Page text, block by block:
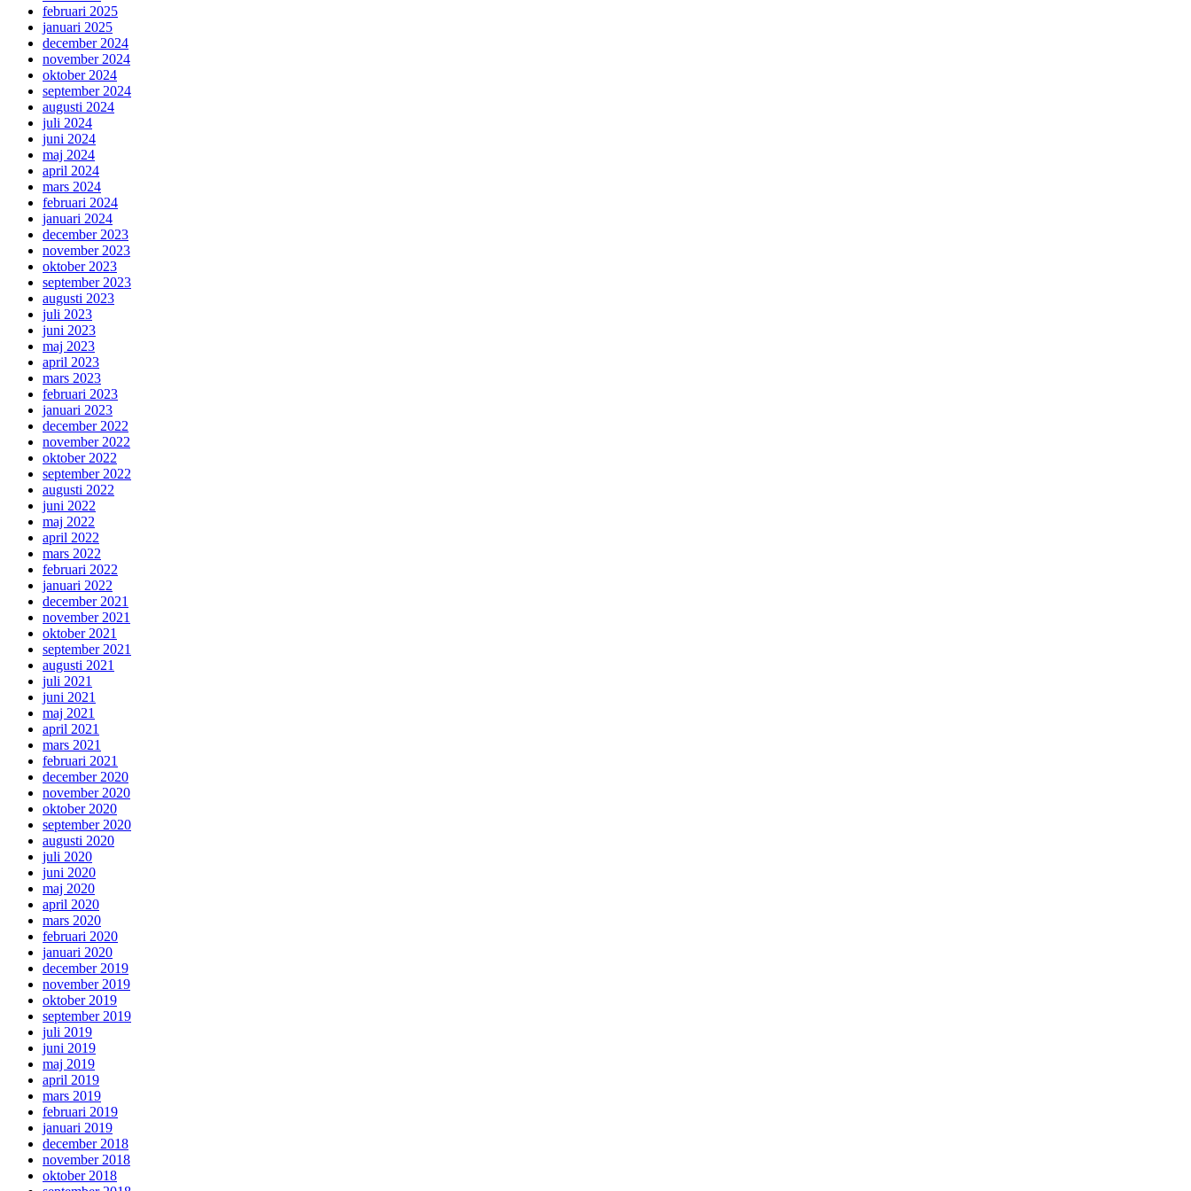
februari 2025
januari 2025
december 2024
november 2024
oktober 2024
september 2024
augusti 2024
juli 2024
juni 2024
maj 2024
april 2024
mars 2024
februari 2024
januari 2024
december 2023
november 2023
oktober 2023
september 2023
augusti 2023
juli 2023
juni 2023
maj 2023
april 2023
mars 2023
februari 2023
januari 2023
december 2022
november 2022
oktober 2022
september 2022
augusti 2022
juni 2022
maj 2022
april 2022
mars 2022
februari 2022
januari 2022
december 2021
november 2021
oktober 2021
september 2021
augusti 2021
juli 2021
juni 2021
maj 2021
april 2021
mars 2021
februari 2021
december 2020
november 2020
oktober 2020
september 2020
augusti 2020
juli 2020
juni 2020
maj 2020
april 2020
mars 2020
februari 2020
januari 2020
december 2019
november 2019
oktober 2019
september 2019
juli 2019
juni 2019
maj 2019
april 2019
mars 2019
februari 2019
januari 2019
december 2018
november 2018
oktober 2018